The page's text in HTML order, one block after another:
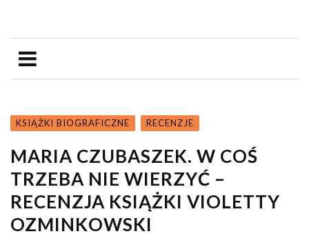
KSIĄŻKI BIOGRAFICZNE RECENZJE
MARIA CZUBASZEK. W COŚ
TRZEBA NIE WIERZYĆ –
RECENZJA KSIĄŻKI VIOLETTY
OZMINKOWSKI